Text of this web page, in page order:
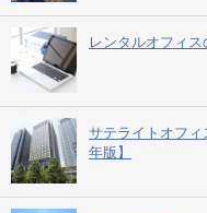
レンタルオフィス
サテライトオフ
年版】